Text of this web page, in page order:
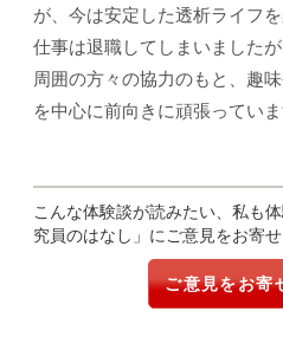
が、今は安定した透析ライフを
仕事は退職してしまいました
周囲の方々の協力のもと、趣
を中心に前向きに頑張っていま
こんな体験談が読みたい、私も
究員のはなし」にご意見をお寄
ご意見をお寄